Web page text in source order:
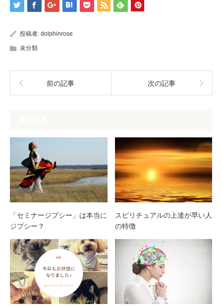
投稿者: dolphinrose
未分類
前の記事 次の記事
「セミナージプシー」は本当に
ジプシー？
スピリチュアルの上達が早い人
の特徴